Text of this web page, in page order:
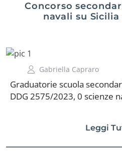
Concorso
navali su Sicilia
Gabriella Capraro
Graduatorie scuola
DDG 2575/2023, 0 scienze
Leggi